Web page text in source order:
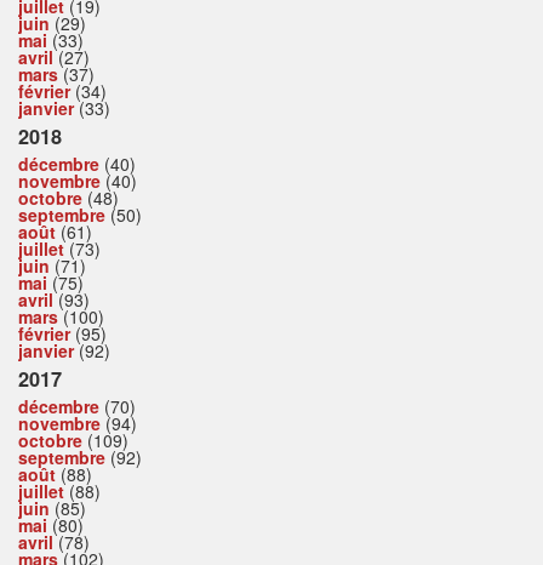
juillet(19)
juin (29)
mai (33)
avril(27)
mars(37)
février(34)
janvier(33)
2018
décembre (40)
novembre (40)
octobre (48)
septembre (50)
août (61)
juillet(73)
juin (71)
mai (75)
avril(93)
mars(100)
février(95)
janvier(92)
2017
décembre (70)
novembre (94)
octobre (109)
septembre (92)
août (88)
juillet(88)
juin (85)
mai (80)
avril(78)
mars(102)